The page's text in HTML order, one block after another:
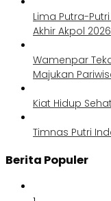
Lima Putra-
Akhir Akpol 2026
Wamenpar
Majukan
Kiat Hidup
Timnas Putri
Berita Populer